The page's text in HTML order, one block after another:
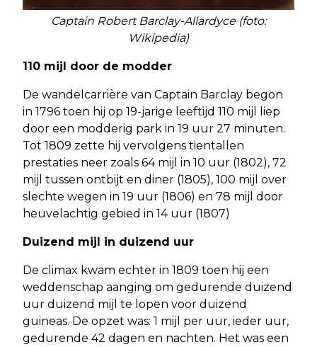
Captain Robert Barclay-Allardyce (foto:
Wikipedia)
110 mijl door de modder
De wandelcarrière van Captain Barclay begon
in 1796 toen hij op 19-jarige leeftijd 110 mijl liep
door een modderig park in 19 uur 27 minuten.
Tot 1809 zette hij vervolgens tientallen
prestaties neer zoals 64 mijl in 10 uur (1802), 72
mijl tussen ontbijt en diner (1805), 100 mijl over
slechte wegen in 19 uur (1806) en 78 mijl door
heuvelachtig gebied in 14 uur (1807)
Duizend mijl in duizend uur
De climax kwam echter in 1809 toen hij een
weddenschap aanging om gedurende duizend
uur duizend mijl te lopen voor duizend
guineas. De opzet was: 1 mijl per uur, ieder uur,
gedurende 42 dagen en nachten. Het was een